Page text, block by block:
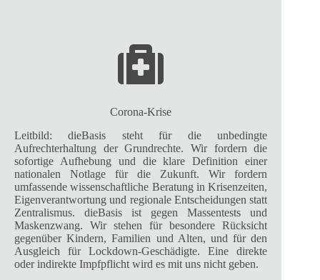
Corona-Krise
Leitbild: dieBasis steht für die unbedingte
Aufrechterhaltung der Grundrechte. Wir fordern die
sofortige Aufhebung und die klare Definition einer
nationalen Notlage für die Zukunft. Wir fordern
umfassende wissenschaftliche Beratung in Krisenzeiten,
Eigenverantwortung und regionale Entscheidungen statt
Zentralismus. dieBasis ist gegen Massentests und
Maskenzwang. Wir stehen für besondere Rücksicht
gegenüber Kindern, Familien und Alten, und für den
Ausgleich für Lockdown-Geschädigte. Eine direkte
oder indirekte Impfpflicht wird es mit uns nicht geben.